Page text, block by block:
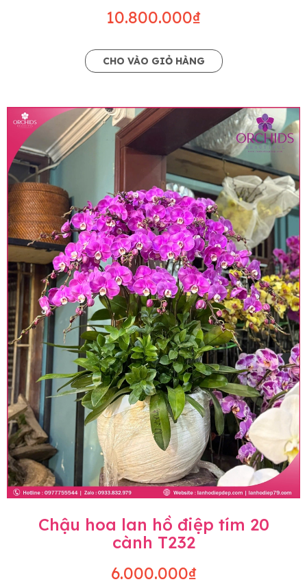
10.800.000₫
CHO VÀO GIỎ HÀNG
Chậu hoa lan hồ điệp tím 20
cành T232
6.000.000₫